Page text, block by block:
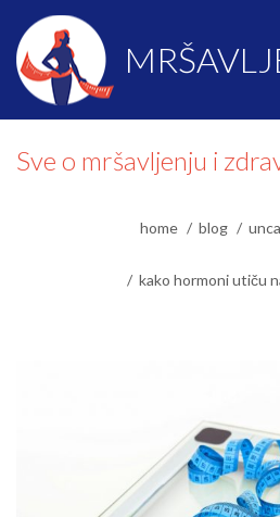
Sve o mršavljenju i
home blog
kako hormoni utiču